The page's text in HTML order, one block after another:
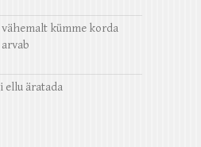
kümme korda
ellu äratada